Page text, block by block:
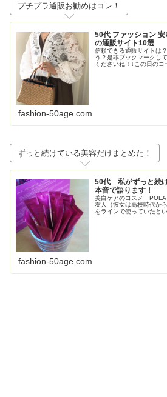
プチプラ通販お勧めはコレ！
50代 ファッション
の通販サイト10選
信頼できる通販サイト
う？是非ブックマークし
くださいね！↓この日のコ
fashion-50age.com
ずっと続けている美容だけまとめた！
50代 私がずっと続
本音で語ります！
美白ケアのコスメ
友人（彼女は高校時代か
をラインで使っていたと
fashion-50age.com